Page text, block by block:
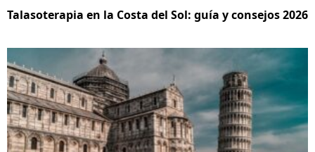
Talasoterapia en la Costa del Sol: guía y consejos 2026